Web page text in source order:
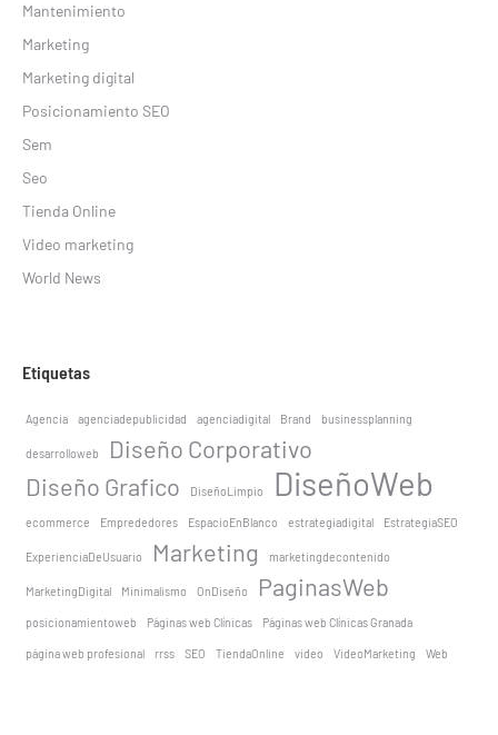
Mantenimiento
Marketing
Marketing digital
Posicionamiento SEO
Sem
Seo
Tienda Online
Video marketing
World News
Etiquetas
Agencia agenciadepublicidad agenciadigital Brand businessplanning
desarrolloweb
Diseño Corporativo
Diseño Grafico
DiseñoLimpio DiseñoWeb
ecommerce Emprededores EspacioEnBlanco estrategiadigital EstrategiaSEO
ExperienciaDeUsuario Marketing marketingdecontenido
MarketingDigital Minimalismo OnDiseño PaginasWeb
posicionamientoweb Páginas web Clínicas Páginas web Clínicas Granada
página web profesional rrss SEO TiendaOnline video VideoMarketing Web